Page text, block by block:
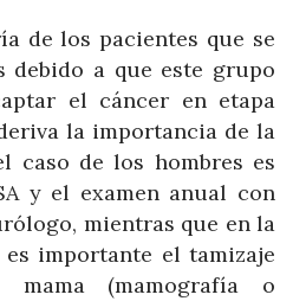
de los pacientes que se
debido a que este grupo
el cáncer en etapa
la importancia de la
caso de los hombres es
y el examen anual con
mientras que en la
importante el tamizaje
(mamografía o